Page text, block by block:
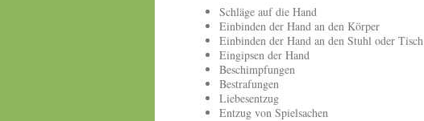
Schläge auf die Hand
Einbinden der Hand an den Körper
Einbinden der Hand an den Stuhl oder Tisch
Eingipsen der Hand
Beschimpfungen
Bestrafungen
Liebesentzug
Entzug von Spielsachen